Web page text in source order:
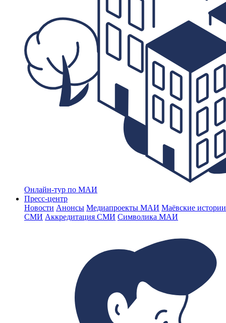
Онлайн-тур по МАИ
Пресс-центр
Новости Анонсы Медиапроекты МАИ Маёвские
СМИ Аккредитация СМИ Символика МАИ